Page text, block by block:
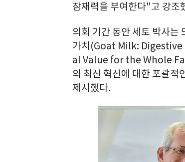
잠재력을 부여한다"고 강조
의회 기간 동안 세토 박사는
가치(Goat Milk:
al Value for the Whole
의 최신 혁신에 대한 포괄적
제시했다.